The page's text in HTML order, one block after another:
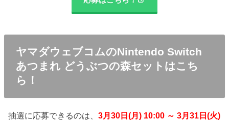
ヤマダウェブコムのNintendo Switch
あつまれ どうぶつの森セットはこち
ら！
抽選に応募できるのは、3月30日(月) 10:00 ～ 3月31日(火)